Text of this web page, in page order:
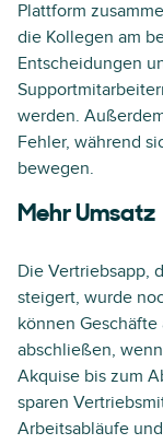
Plattform
die Kollegen am
Entscheidungen
werden.
Fehler, während
bewegen.
Mehr Umsatz
Die Vertriebsapp,
steigert, wurde
können
abschließen,
Akquise bis zum
sparen
Arbeitsabläufe